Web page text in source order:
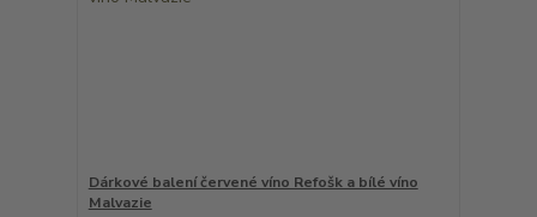
Dárkové balení červené víno Refošk a bílé víno
Malvazie